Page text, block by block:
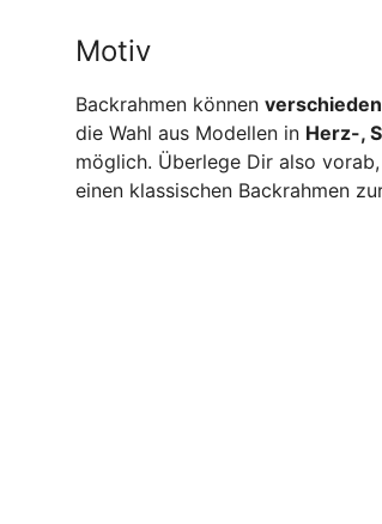
Motiv
Backrahmen können
die Wahl aus Modellen in Herz-,
möglich. Überlege Dir also
einen klassischen Backrahmen